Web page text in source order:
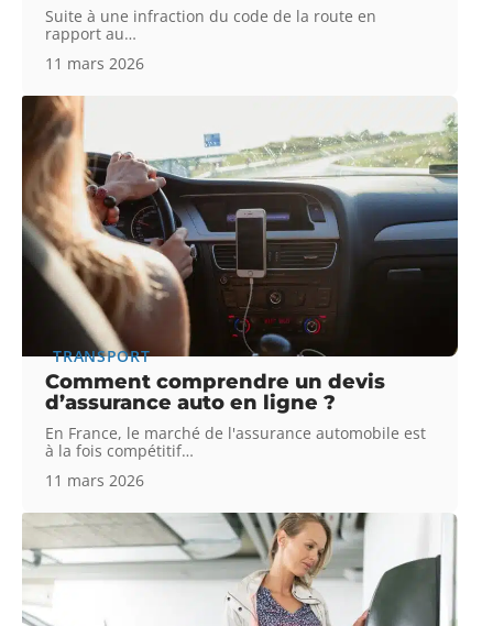
Suite à une infraction du code de la route en
rapport au…
11 mars 2026
TRANSPORT
Comment comprendre un devis
d’assurance auto en ligne ?
En France, le marché de l'assurance automobile est
à la fois compétitif…
11 mars 2026